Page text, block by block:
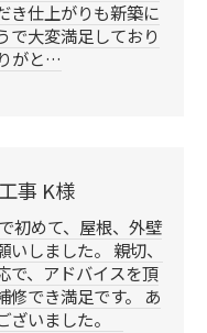
き仕上がりも新築に
で大変満足しており
がと…
事 K様
初めて、屋根、外壁
いしました。 親切、
で、アドバイスを頂
修でき満足です。 あ
ざいました。